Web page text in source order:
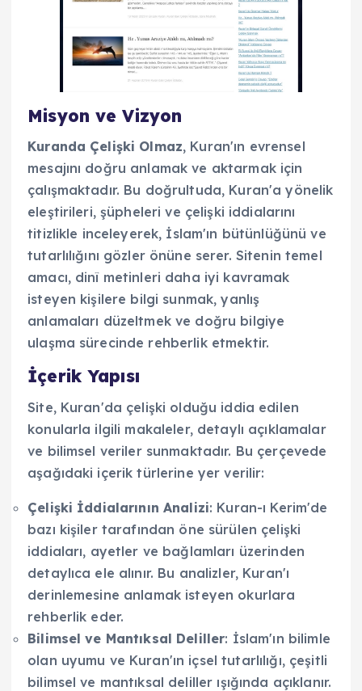
Misyon ve Vizyon
Kuranda Çelişki Olmaz, Kuran'ın evrensel
mesajını doğru anlamak ve aktarmak için
çalışmaktadır. Bu doğrultuda, Kuran'a yönelik
eleştirileri, şüpheleri ve çelişki iddialarını
titizlikle inceleyerek, İslam'ın bütünlüğünü ve
tutarlılığını gözler önüne serer. Sitenin temel
amacı, dinî metinleri daha iyi kavramak
isteyen kişilere bilgi sunmak, yanlış
anlamaları düzeltmek ve doğru bilgiye
ulaşma sürecinde rehberlik etmektir.
İçerik Yapısı
Site, Kuran'da çelişki olduğu iddia edilen
konularla ilgili makaleler, detaylı açıklamalar
ve bilimsel veriler sunmaktadır. Bu çerçevede
aşağıdaki içerik türlerine yer verilir:
Çelişki İddialarının Analizi: Kuran-ı Kerim'de
bazı kişiler tarafından öne sürülen çelişki
iddiaları, ayetler ve bağlamları üzerinden
detaylıca ele alınır. Bu analizler, Kuran'ı
derinlemesine anlamak isteyen okurlara
rehberlik eder.
Bilimsel ve Mantıksal Deliller: İslam'ın bilimle
olan uyumu ve Kuran'ın içsel tutarlılığı, çeşitli
bilimsel ve mantıksal deliller ışığında açıklanır.